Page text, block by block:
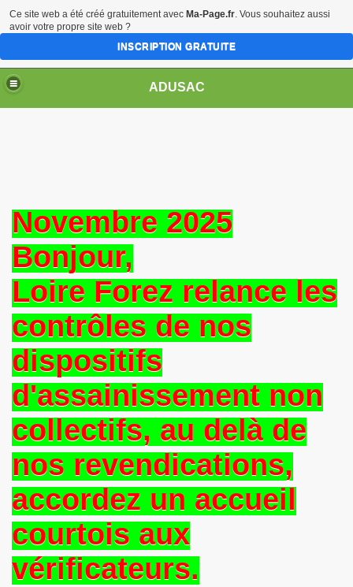
ADUSAC
Novembre 2025
Bonjour,
Loire Forez relance les
contrôles de nos
dispositifs
d'assainissement non
collectifs, au delà de
nos revendications,
accordez un accueil
courtois aux
vérificateurs.
Ce site web a été créé gratuitement avec Ma-Page.fr. Vous souhaitez aussi
avoir votre propre site web ?
INSCRIPTION GRATUITE